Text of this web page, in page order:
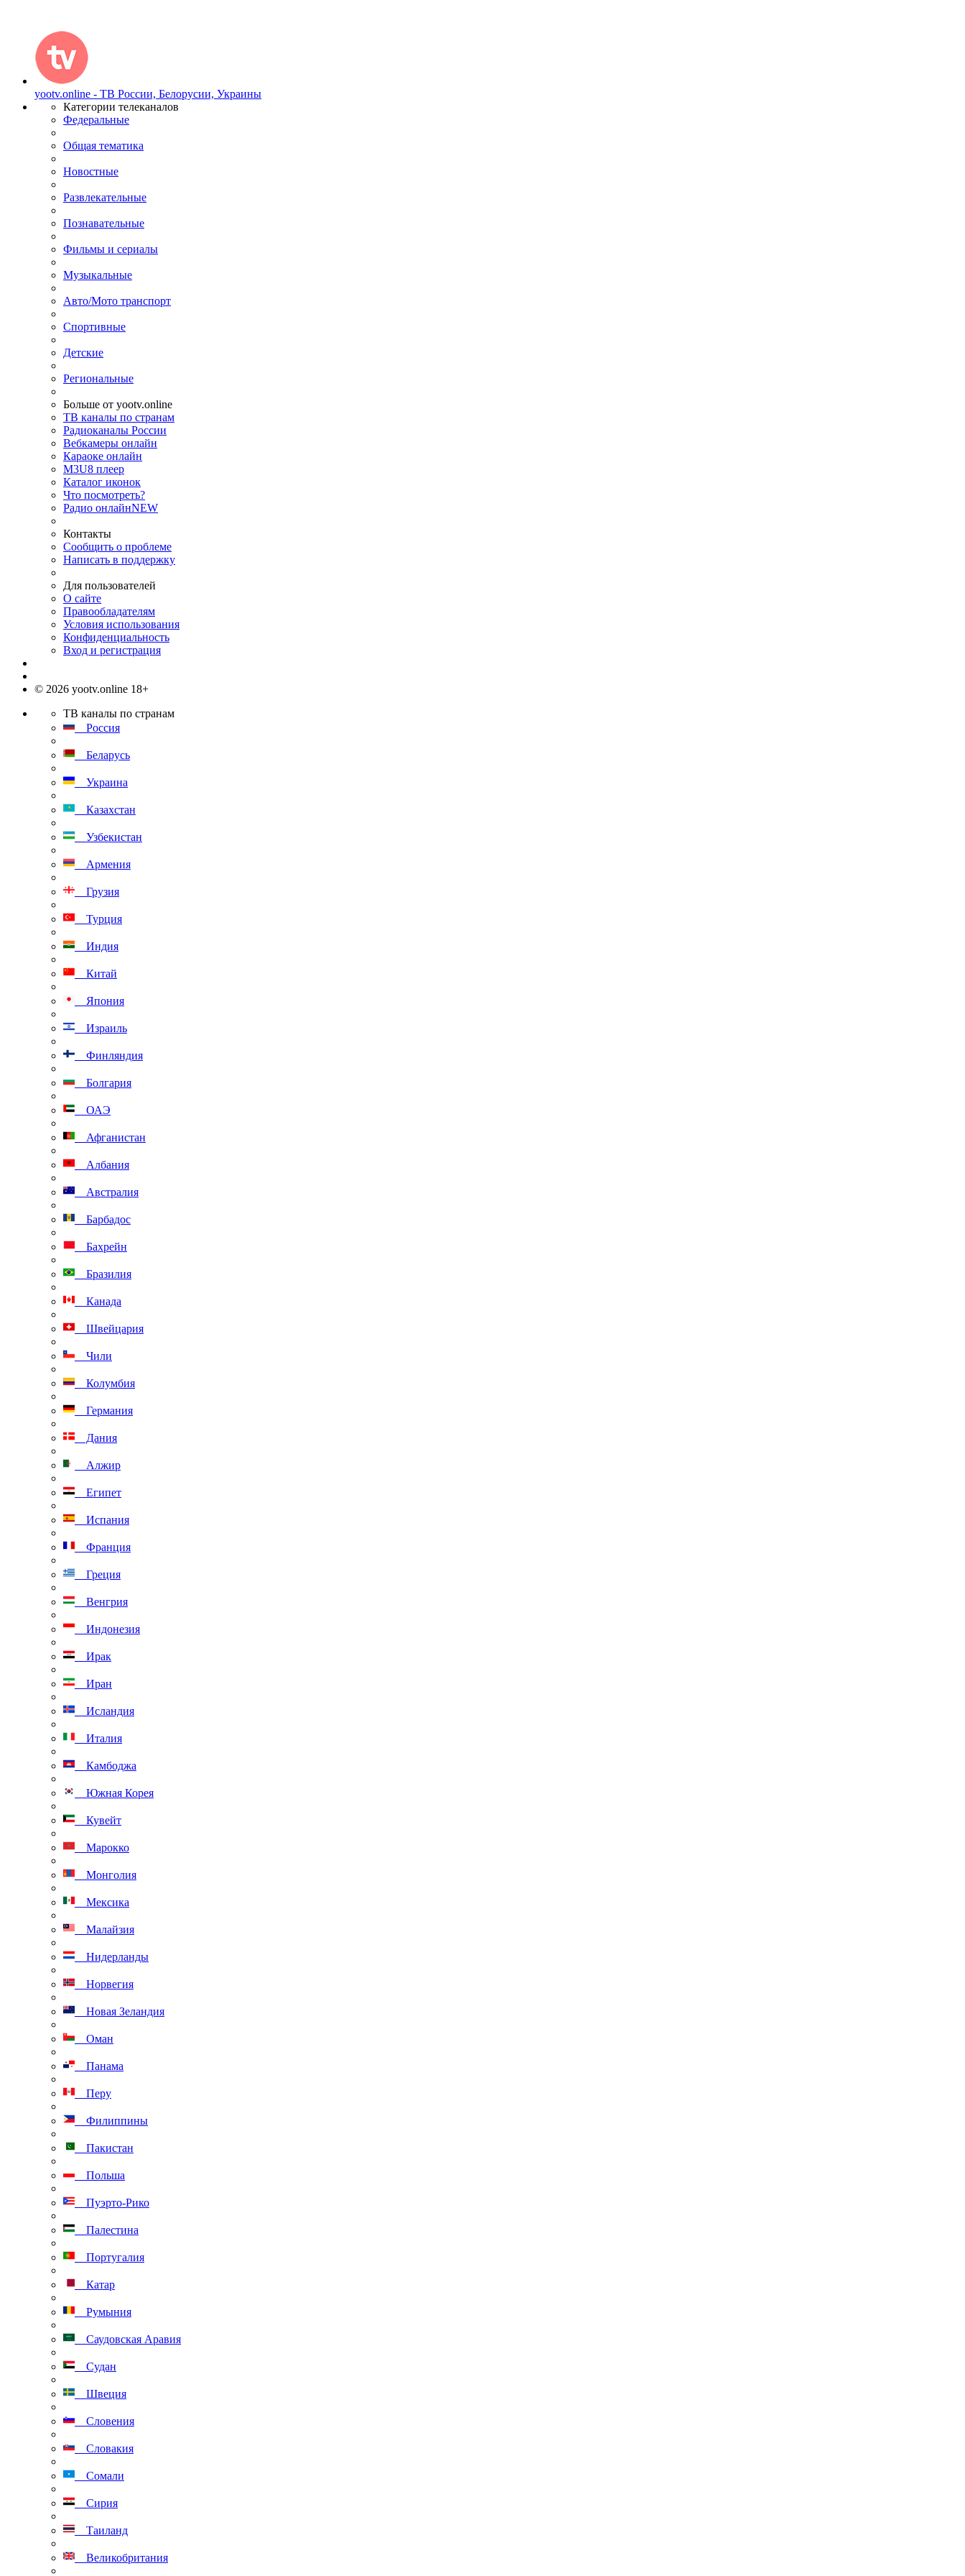
yootv.online - ТВ России, Белорусии, Украины
Категории телеканалов
Федеральные
Общая тематика
Новостные
Развлекательные
Познавательные
Фильмы и сериалы
Музыкальные
Авто/Мото транспорт
Спортивные
Детские
Региональные
Больше от yootv.online
ТВ каналы по странам
Радиоканалы России
Вебкамеры онлайн
Караоке онлайн
M3U8 плеер
Каталог иконок
Что посмотреть?
Радио онлайнNEW
Контакты
Сообщить о проблеме
Написать в поддержку
Для пользователей
О сайте
Правообладателям
Условия использования
Конфиденциальность
Вход и регистрация
© 2026 yootv.online 18+
ТВ каналы по странам
Россия
Беларусь
Украина
Казахстан
Узбекистан
Армения
Грузия
Турция
Индия
Китай
Япония
Израиль
Финляндия
Болгария
ОАЭ
Афганистан
Албания
Австралия
Барбадос
Бахрейн
Бразилия
Канада
Швейцария
Чили
Колумбия
Германия
Дания
Алжир
Египет
Испания
Франция
Греция
Венгрия
Индонезия
Ирак
Иран
Исландия
Италия
Камбоджа
Южная Корея
Кувейт
Марокко
Монголия
Мексика
Малайзия
Нидерланды
Норвегия
Новая Зеландия
Оман
Панама
Перу
Филиппины
Пакистан
Польша
Пуэрто-Рико
Палестина
Португалия
Катар
Румыния
Саудовская Аравия
Судан
Швеция
Словения
Словакия
Сомали
Сирия
Таиланд
Великобритания